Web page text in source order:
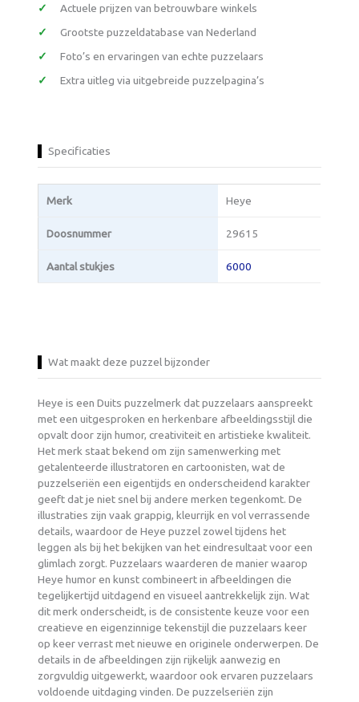
Actuele prijzen van betrouwbare winkels
Grootste puzzeldatabase van Nederland
Foto’s en ervaringen van echte puzzelaars
Extra uitleg via uitgebreide puzzelpagina’s
Specificaties
Merk Heye
Doosnummer 29615
Aantal stukjes 6000
Wat maakt deze puzzel bijzonder
Heye is een Duits puzzelmerk dat puzzelaars aanspreekt
met een uitgesproken en herkenbare afbeeldingsstijl die
opvalt door zijn humor, creativiteit en artistieke kwaliteit.
Het merk staat bekend om zijn samenwerking met
getalenteerde illustratoren en cartoonisten, wat de
puzzelseriën een eigentijds en onderscheidend karakter
geeft dat je niet snel bij andere merken tegenkomt. De
illustraties zijn vaak grappig, kleurrijk en vol verrassende
details, waardoor de Heye puzzel zowel tijdens het
leggen als bij het bekijken van het eindresultaat voor een
glimlach zorgt. Puzzelaars waarderen de manier waarop
Heye humor en kunst combineert in afbeeldingen die
tegelijkertijd uitdagend en visueel aantrekkelijk zijn. Wat
dit merk onderscheidt, is de consistente keuze voor een
creatieve en eigenzinnige tekenstijl die puzzelaars keer
op keer verrast met nieuwe en originele onderwerpen. De
details in de afbeeldingen zijn rijkelijk aanwezig en
zorgvuldig uitgewerkt, waardoor ook ervaren puzzelaars
voldoende uitdaging vinden. De puzzelseriën zijn